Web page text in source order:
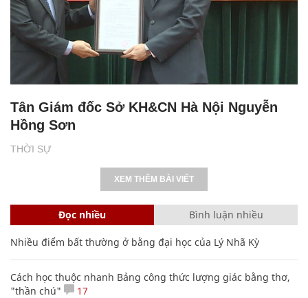
THỜI SỰ
Tân Giám đốc Sở KH&CN Hà Nội Nguyễn
Hồng Sơn
XEM THÊM BÀI VIẾT
Đọc nhiều Bình luận nhiều
Nhiều điểm bất thường ở bằng đại học của Lý Nhã Kỳ
Cách học thuộc nhanh Bảng công thức lượng giác bằng thơ,
"thần chú"
17